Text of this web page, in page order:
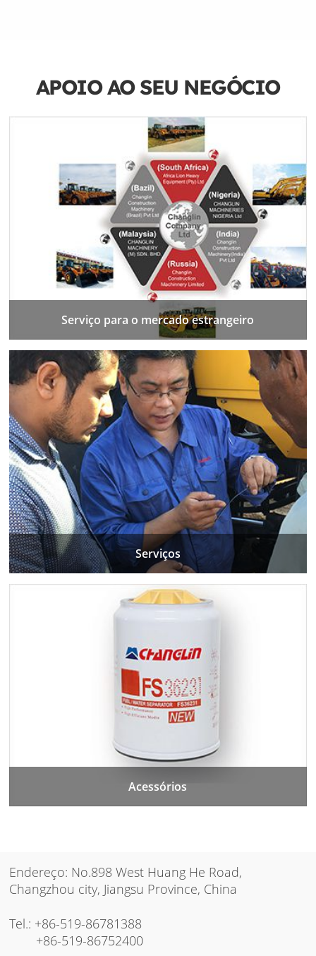
APOIO AO SEU NEGÓCIO
Serviço para o mercado estrangeiro
Serviços
Acessórios
Endereço: No.898 West Huang He Road,
Changzhou city, Jiangsu Province, China
Tel.: +86-519-86781388
+86-519-86752400